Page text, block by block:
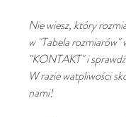
Nie wiesz, który
w "Tabela rozmiarów"
"KONTAKT" i
W razie watpliwości
nami!